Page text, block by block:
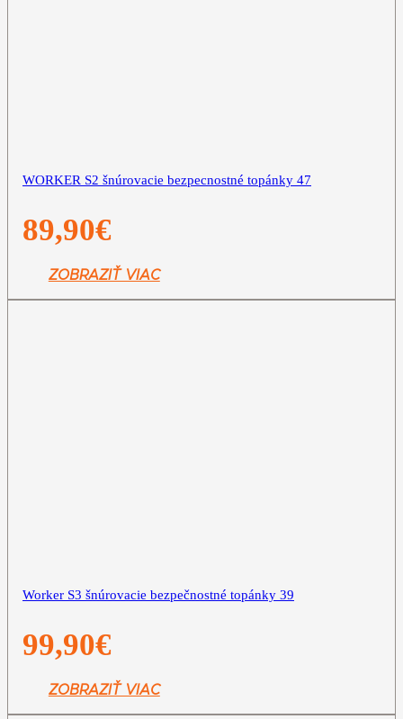
WORKER S2 šnúrovacie bezpecnostné topánky 47
89,90€
ZOBRAZIŤ VIAC
Worker S3 šnúrovacie bezpečnostné topánky 39
99,90€
ZOBRAZIŤ VIAC